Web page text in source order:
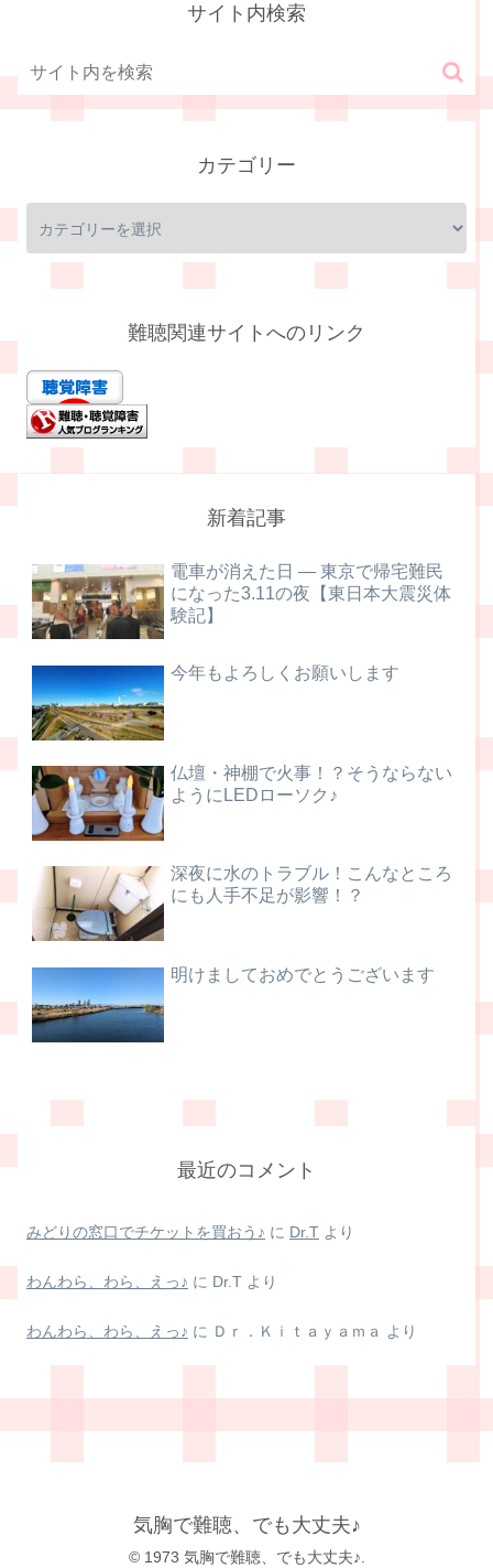
サイト内検索
カテゴリー
難聴関連サイトへのリンク
新着記事
電車が消えた日 ― 東京で帰宅難民
になった3.11の夜【東日本大震災体
験記】
今年もよろしくお願いします
仏壇・神棚で火事！？そうならない
ようにLEDローソク♪
深夜に水のトラブル！こんなところ
にも人手不足が影響！？
明けましておめでとうございます
最近のコメント
みどりの窓口でチケットを買おう♪ に Dr.T より
わんわら、わら、えっ♪ に Dr.T より
わんわら、わら、えっ♪ に Ｄｒ．Ｋｉｔａｙａｍａ より
気胸で難聴、でも大丈夫♪
© 1973 気胸で難聴、でも大丈夫♪.